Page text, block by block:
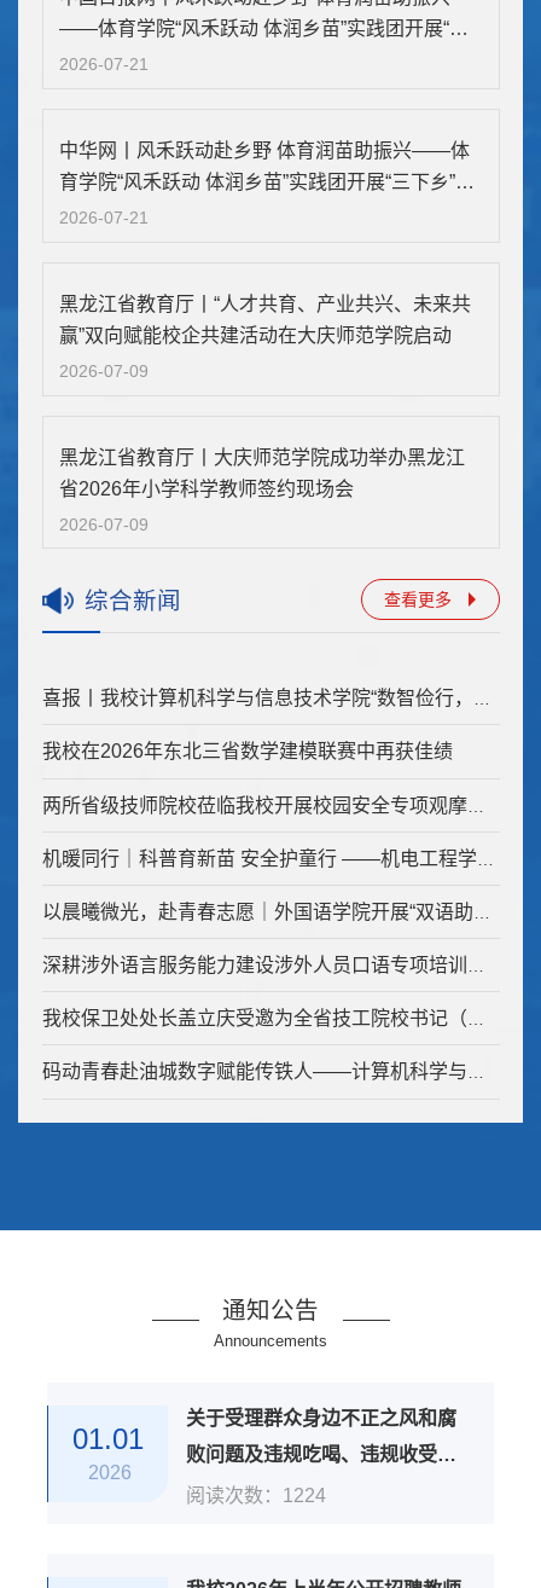
——体育学院“风禾跃动 体润乡苗”实践团开展“三
下乡”社会实践
2026-07-21
中华网丨风禾跃动赴乡野 体育润苗助振兴——体
育学院“风禾跃动 体润乡苗”实践团开展“三下乡”社
会实践
2026-07-21
黑龙江省教育厅丨“人才共育、产业共兴、未来共
赢”双向赋能校企共建活动在大庆师范学院启动
2026-07-09
黑龙江省教育厅丨大庆师范学院成功举办黑龙江
省2026年小学科学教师签约现场会
2026-07-09
综合新闻 查看更多
我校在2026年东北三省数学建模联赛中再获佳绩
两所省级技师院校莅临我校开展校园安全专项观摩交流
机暖同行｜科普育新苗 安全护童行 ——机电工程学院暑期“三...
我校保卫处处长盖立庆受邀为全省技工院校书记（校长）高级研...
码动青春赴油城数字赋能传铁人——计算机科学与信息技术学院...
通知公告
Announcements
01.01
2026
关于受理群众身边不正之风和腐
败问题及违规吃喝、违规收受礼
品礼金等方面问题举报的公告
阅读次数： 1224